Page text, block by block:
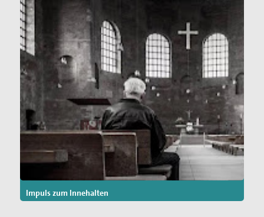
Impuls zum Innehalten